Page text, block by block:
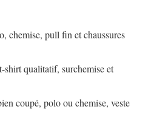
chemise, pull fin et chaussures
shirt qualitatif, surchemise et
coupé, polo ou chemise, veste